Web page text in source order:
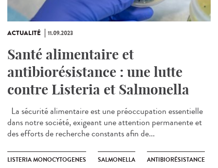
ACTUALITÉ 11.09.2023
Santé alimentaire et
antibiorésistance : une lutte
contre Listeria et Salmonella
La sécurité alimentaire est une préoccupation essentielle
dans notre société, exigeant une attention permanente et
des efforts de recherche constants afin de...
LISTERIA MONOCYTOGENES SALMONELLA ANTIBIORÉSISTANCE